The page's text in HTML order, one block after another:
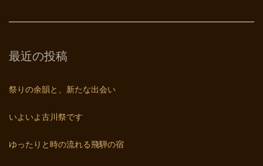
最近の投稿
祭りの余韻と、新たな出会い
いよいよ古川祭です
ゆったりと時の流れる飛騨の宿